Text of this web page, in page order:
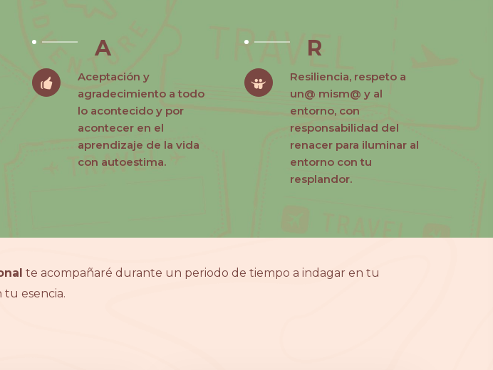
A
Aceptación y
agradecimiento a todo
lo acontecido y por
acontecer en el
aprendizaje de la vida
con autoestima.
R
Resiliencia, respeto a
un@ mism@ y al
entorno, con
responsabilidad del
renacer para iluminar al
entorno con tu
resplandor.
te acompañaré durante un periodo de tiempo a indagar en tu
esencia.